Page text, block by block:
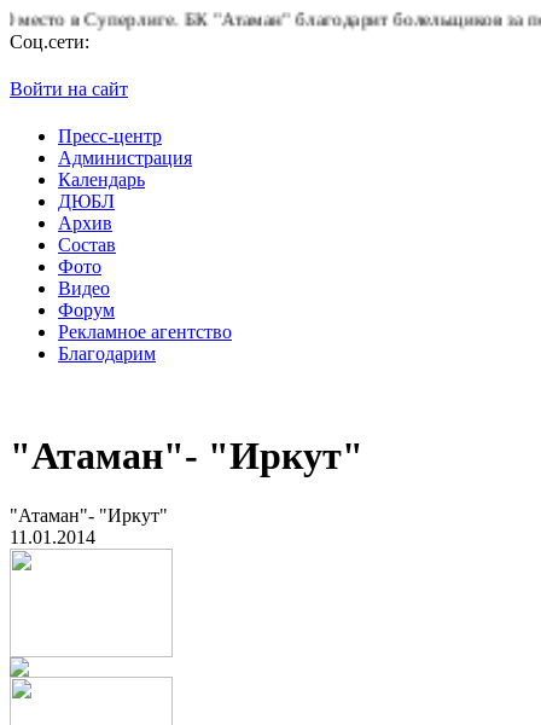
БК "Атаман" благодарит болельщиков за поддержку!
Соц.сети:
Войти на сайт
Пресс-центр
Администрация
Календарь
ДЮБЛ
Архив
Состав
Фото
Видео
Форум
Рекламное агентство
Благодарим
"Атаман"- "Иркут"
"Атаман"- "Иркут"
11.01.2014